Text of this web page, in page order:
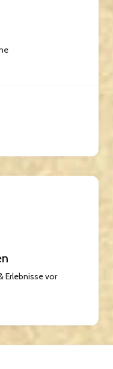
Erlebnisse vor